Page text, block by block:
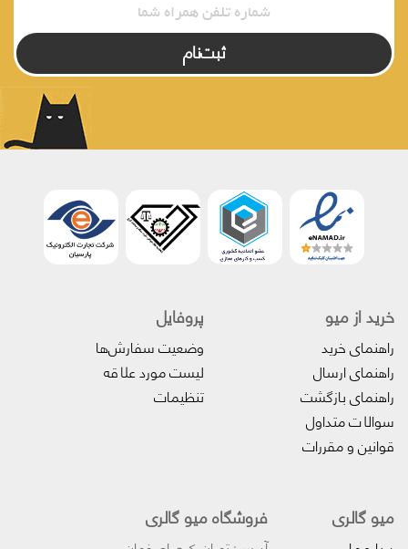
ثبت‌نام
خرید از میو
راهنمای خرید
راهنمای ارسال
راهنمای بازگشت
سوالات متداول
قوانین و مقررات
پروفایل‌
وضعیت سفارش‌ها
لیست مورد علاقه
تنظیمات
میو گالری فروشگاه میو گالری